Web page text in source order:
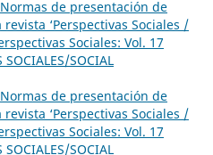
Normas de presentación de
‘Perspectivas Sociales /
Sociales: Vol. 17
SOCIALES/SOCIAL
Normas de presentación de
‘Perspectivas Sociales /
Sociales: Vol. 17
SOCIALES/SOCIAL